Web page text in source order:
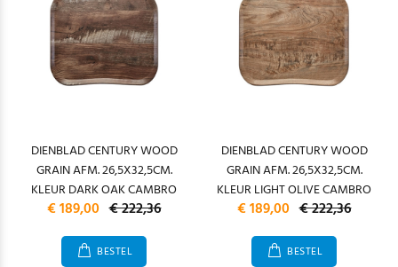
DIENBLAD CENTURY WOOD
GRAIN AFM. 26,5X32,5CM.
KLEUR DARK OAK CAMBRO
€ 189,00 € 222,36
BESTEL
DIENBLAD CENTURY WOOD
GRAIN AFM. 26,5X32,5CM.
KLEUR LIGHT OLIVE CAMBRO
€ 189,00 € 222,36
BESTEL